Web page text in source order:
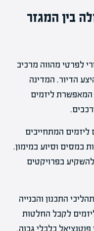
בין המגזר
לפרטי מהווה מרכיב
הדיור. המדינה
ליזמים
המתחייבים
במסים וסיוע במימון.
בפרויקטים
התכנון והבנייה
לקבל החלטות